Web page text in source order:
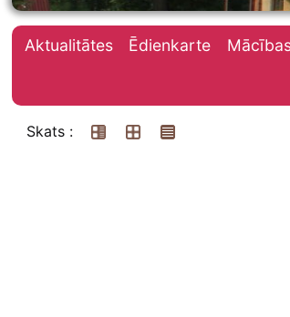
Aktualitātes Ēdienkarte
Skats :